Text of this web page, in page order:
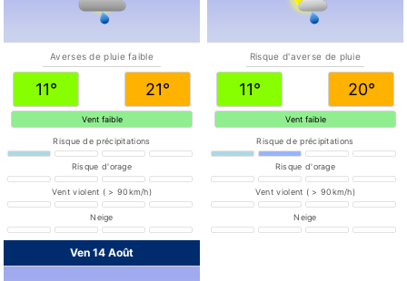
Averses de pluie faible
11° 21°
Vent faible
Risque de précipitations
Risque d'orage
Vent violent ( > 90km/h)
Neige
Risque d'averse de pluie
11° 20°
Vent faible
Risque de précipitations
Risque d'orage
Vent violent ( > 90km/h)
Neige
Ven 14 Août